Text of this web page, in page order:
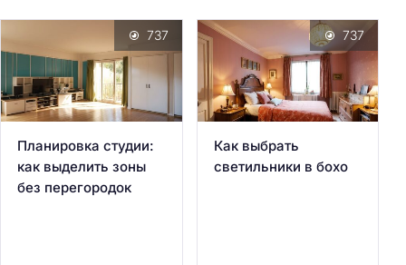
Планировка студии:
как выделить зоны
без перегородок
737
Как выбрать
светильники в бохо
737